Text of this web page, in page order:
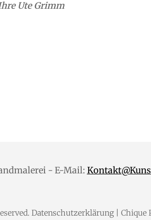
Ute Grimm
- E-Mail:
Datenschutzerklärung| Chique